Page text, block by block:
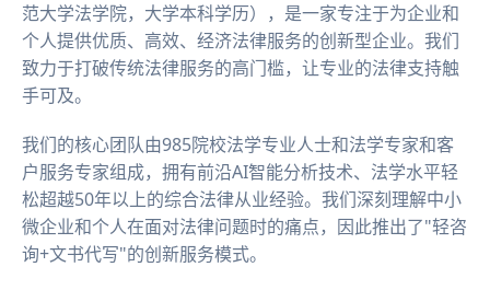
范大学法学院，大学本科学历），是一家专注于为企业和
个人提供优质、高效、经济法律服务的创新型企业。我们
致力于打破传统法律服务的高门槛，让专业的法律支持触
手可及。
我们的核心团队由985院校法学专业人士和法学专家和客
户服务专家组成，拥有前沿AI智能分析技术、法学水平轻
松超越50年以上的综合法律从业经验。我们深刻理解中小
微企业和个人在面对法律问题时的痛点，因此推出了"轻咨
询+文书代写"的创新服务模式。